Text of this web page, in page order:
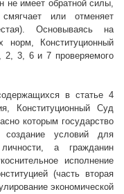
не имеет обратной силы,
или отменяет
Основываясь на
норм, Конституционный
2, 3, 6 и 7 проверяемого
в статье 4
Конституционный Суд
которым государство
создание условий для
а гражданин
исполнение
(часть вторая
экономической